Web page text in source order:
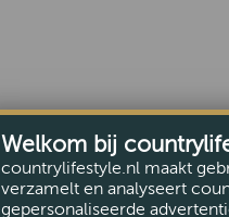
Welkom bij
countrylifestyle.nl maakt
verzamelt en analyseert
gepersonaliseerde